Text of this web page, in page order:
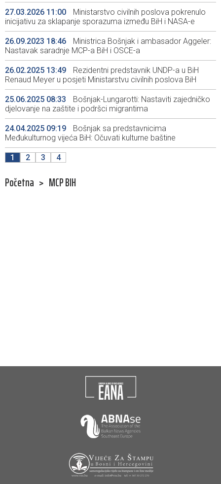
27.03.2026 11:00
Ministarstvo civilnih poslova pokrenulo
inicijativu za sklapanje sporazuma između BiH i NASA-e
26.09.2023 18:46
Ministrica Bošnjak i ambasador Aggeler:
Nastavak saradnje MCP-a BiH i OSCE-a
26.02.2025 13:49
Rezidentni predstavnik UNDP-a u BiH
Renaud Meyer u posjeti Ministarstvu civilnih poslova BiH
25.06.2025 08:33
Bošnjak-Lungarotti: Nastaviti zajedničko
djelovanje na zaštite i podršci migrantima
24.04.2025 09:19
Bošnjak sa predstavnicima
Međukulturnog vijeća BiH: Očuvati kulturne baštine
1 2 3 4
Početna > MCP BIH